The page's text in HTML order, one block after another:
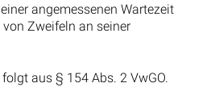
angemessenen Wartezeit
Zweifeln an seiner
aus § 154 Abs. 2 VwGO.